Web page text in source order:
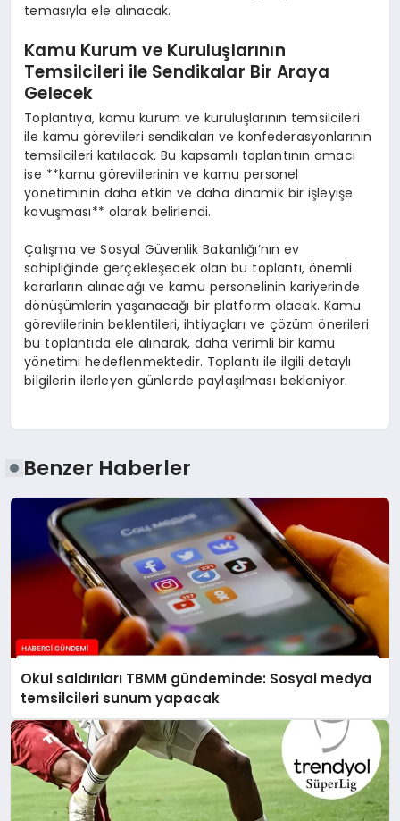
temasıyla ele alınacak.
Kamu Kurum ve Kuruluşlarının
Temsilcileri ile Sendikalar Bir Araya
Gelecek
Toplantıya, kamu kurum ve kuruluşlarının temsilcileri
ile kamu görevlileri sendikaları ve konfederasyonlarının
temsilcileri katılacak. Bu kapsamlı toplantının amacı
ise **kamu görevlilerinin ve kamu personel
yönetiminin daha etkin ve daha dinamik bir işleyişe
kavuşması** olarak belirlendi.
Çalışma ve Sosyal Güvenlik Bakanlığı’nın ev
sahipliğinde gerçekleşecek olan bu toplantı, önemli
kararların alınacağı ve kamu personelinin kariyerinde
dönüşümlerin yaşanacağı bir platform olacak. Kamu
görevlilerinin beklentileri, ihtiyaçları ve çözüm önerileri
bu toplantıda ele alınarak, daha verimli bir kamu
yönetimi hedeflenmektedir. Toplantı ile ilgili detaylı
bilgilerin ilerleyen günlerde paylaşılması bekleniyor.
Benzer Haberler
Okul saldırıları TBMM gündeminde: Sosyal medya
temsilcileri sunum yapacak